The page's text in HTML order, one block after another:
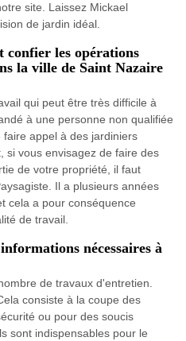
site. Laissez Mickael
de jardin idéal.
confier les opérations
la ville de Saint Nazaire
qui peut être très difficile à
à une personne non qualifiée
appel à des jardiniers
si vous envisagez de faire des
de votre propriété, il faut
Il a plusieurs années
cela a pour conséquence
de travail.
nécessaires à
de travaux d'entretien.
consiste à la coupe des
ou pour des soucis
sont indispensables pour le